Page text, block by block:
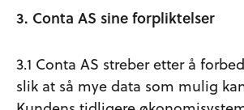
3. Conta AS sine forpliktelser
3.1 Conta AS streber etter å
slik at så mye data som mulig